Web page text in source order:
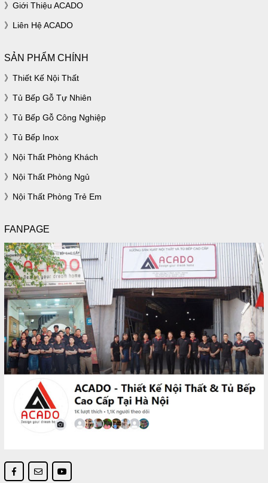
Giới Thiệu ACADO
Liên Hệ ACADO
SẢN PHẨM CHÍNH
Thiết Kế Nội Thất
Tủ Bếp Gỗ Tự Nhiên
Tủ Bếp Gỗ Công Nghiệp
Tủ Bếp Inox
Nội Thất Phòng Khách
Nội Thất Phòng Ngủ
Nội Thất Phòng Trẻ Em
FANPAGE